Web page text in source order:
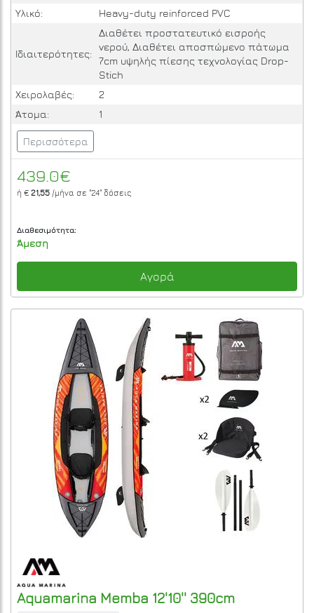
Υλικό: Heavy-duty reinforced PVC
Ιδιαιτερότητες:
Διαθέτει προστατευτικό εισροής
νερού, Διαθέτει αποσπώμενο πάτωμα
7cm υψηλής πίεσης τεχνολογίας Drop-
Stich
Χειρολαβές:
2
Άτομα:
1
Περισσότερα
439.0€
ή € 21,55 /μήνα σε "24" δόσεις
Διαθεσιμότητα:
Άμεση
Αγορά
Aquamarina Memba 12'10'' 390cm